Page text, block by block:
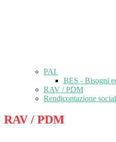
PAI
BES - Bisogni
RAV / PDM
Rendicontazione
RAV / PDM